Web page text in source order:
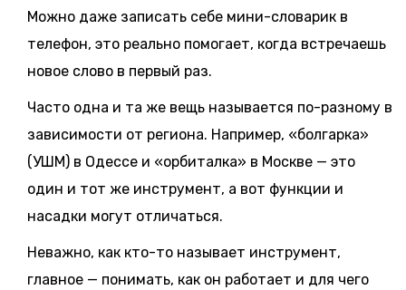
Можно даже записать себе мини-словарик в
телефон, это реально помогает, когда встречаешь
новое слово в первый раз.
Часто одна и та же вещь называется по-разному в
зависимости от региона. Например, «болгарка»
(УШМ) в Одессе и «орбиталка» в Москве — это
один и тот же инструмент, а вот функции и
насадки могут отличаться.
Неважно, как кто-то называет инструмент,
главное — понимать, как он работает и для чего